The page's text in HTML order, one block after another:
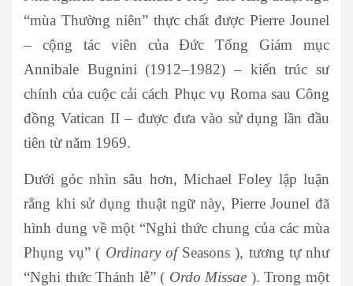
“mùa Thường niên” thực chất được Pierre Jounel
– cộng tác viên của Đức Tổng Giám mục
Annibale Bugnini (1912–1982) – kiến ​​trúc sư
chính của cuộc cải cách Phục vụ Roma sau Công
đồng Vatican II – được đưa vào sử dụng lần đầu
tiên từ năm 1969.
Dưới góc nhìn sâu hơn, Michael Foley lập luận
rằng khi sử dụng thuật ngữ này, Pierre Jounel đã
hình dung về một “Nghi thức chung của các mùa
Phụng vụ” ( Ordinary ofSeasons ), tương tự như
“Nghi thức Thánh lễ” ( Ordo Missae ). Trong một